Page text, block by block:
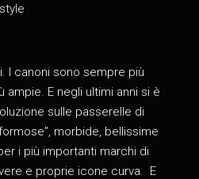
I canoni sono sempre più
ampie. E negli ultimi anni si è
sulle passerelle di
morbide, bellissime
i più importanti marchi di
e proprie icone curva. E